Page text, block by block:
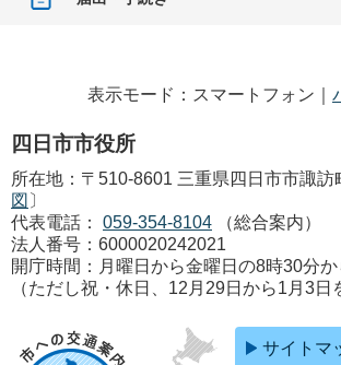
表示モード：スマートフォン｜
四日市市役所
所在地：〒510-8601 三重県四日市市諏訪
図 〕
代表電話：
059-354-8104
（総合案内）
法人番号：6000020242021
開庁時間：月曜日から金曜日の8時30分
（ただし祝・休日、12月29日から1月3日
サイトマ